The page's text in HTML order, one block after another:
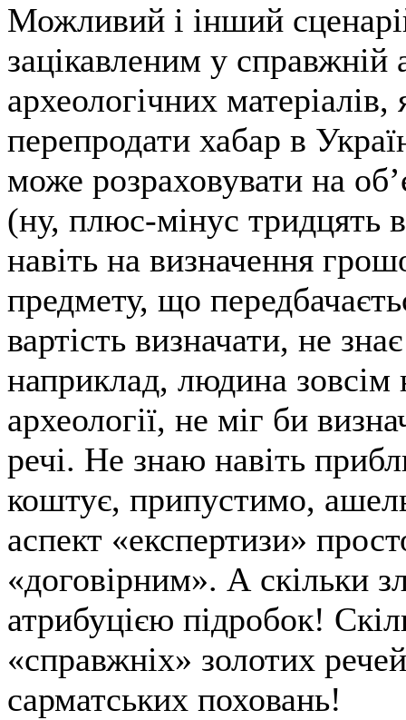
Можливий і інший
зацікавленим у справжній
археологічних
перепродати хабар в
може розраховувати на
(ну, плюс-мінус тридцять
навіть на визначення
предмету, що
вартість визначати, не
наприклад, людина зовсім
археології, не міг би
речі. Не знаю навіть
коштує, припустимо,
аспект «експертизи»
«договірним». А скільки
атрибуцією підробок!
«справжніх» золотих
сарматських поховань!